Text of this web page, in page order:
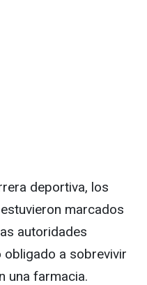
deportiva, los
marcados
autoridades
obligado a sobrevivir
una farmacia.